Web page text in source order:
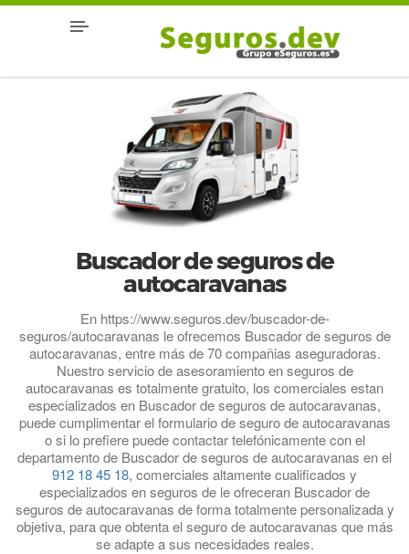
Buscador de seguros de
autocaravanas
En https://www.seguros.dev/buscador-de-
seguros/autocaravanas le ofrecemos Buscador de seguros de
autocaravanas, entre más de 70 compañias aseguradoras.
Nuestro servicio de asesoramiento en seguros de
autocaravanas es totalmente gratuito, los comerciales estan
especializados en Buscador de seguros de autocaravanas,
puede cumplimentar el formulario de seguro de autocaravanas
o si lo prefiere puede contactar telefónicamente con el
departamento de Buscador de seguros de autocaravanas en el
912 18 45 18, comerciales altamente cualificados y
especializados en seguros de le ofreceran Buscador de
seguros de autocaravanas de forma totalmente personalizada y
objetiva, para que obtenta el seguro de autocaravanas que más
se adapte a sus necesidades reales.